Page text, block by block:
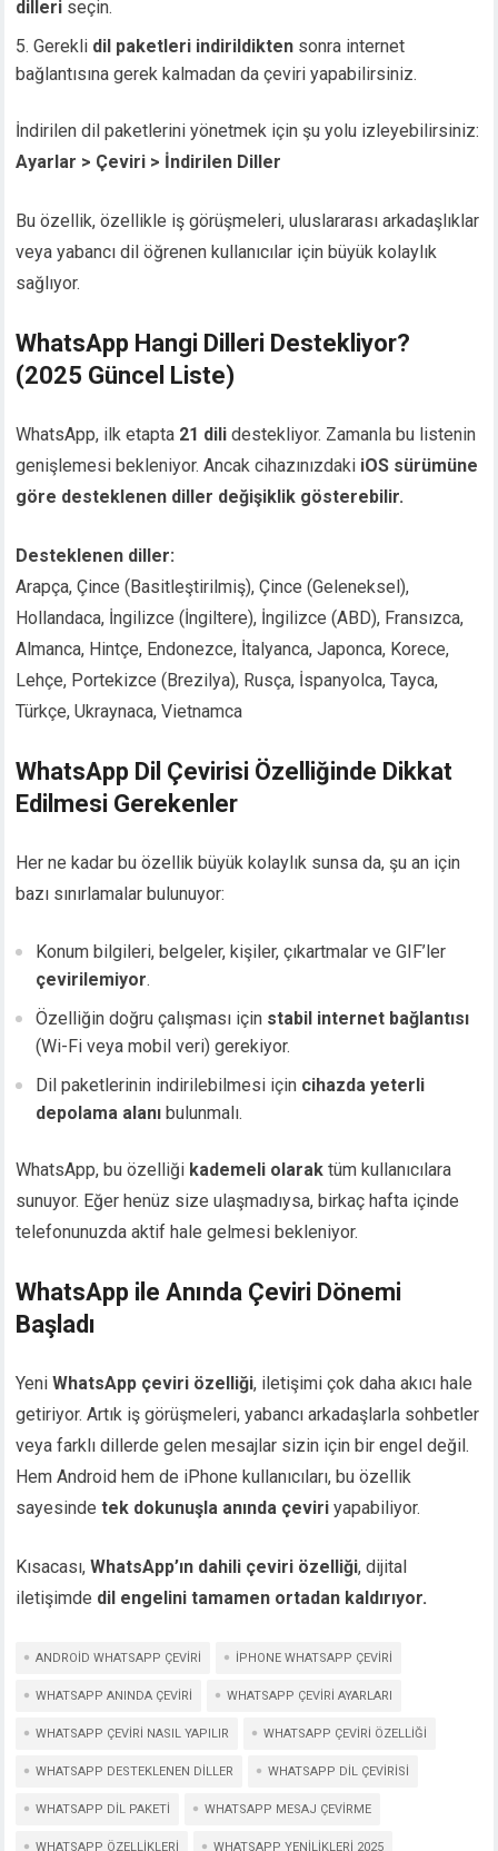
dilleri seçin.
Gerekli dil paketleri indirildikten sonra internet
bağlantısına gerek kalmadan da çeviri yapabilirsiniz.
İndirilen dil paketlerini yönetmek için şu yolu izleyebilirsiniz:
Ayarlar > Çeviri > İndirilen Diller
Bu özellik, özellikle iş görüşmeleri, uluslararası arkadaşlıklar
veya yabancı dil öğrenen kullanıcılar için büyük kolaylık
sağlıyor.
WhatsApp Hangi Dilleri Destekliyor?
(2025 Güncel Liste)
WhatsApp, ilk etapta 21 dili destekliyor. Zamanla bu listenin
genişlemesi bekleniyor. Ancak cihazınızdaki iOS sürümüne
göre desteklenen diller değişiklik gösterebilir.
Desteklenen diller:
Arapça, Çince (Basitleştirilmiş), Çince (Geleneksel),
Hollandaca, İngilizce (İngiltere), İngilizce (ABD), Fransızca,
Almanca, Hintçe, Endonezce, İtalyanca, Japonca, Korece,
Lehçe, Portekizce (Brezilya), Rusça, İspanyolca, Tayca,
Türkçe, Ukraynaca, Vietnamca
WhatsApp Dil Çevirisi Özelliğinde Dikkat
Edilmesi Gerekenler
Her ne kadar bu özellik büyük kolaylık sunsa da, şu an için
bazı sınırlamalar bulunuyor:
Konum bilgileri, belgeler, kişiler, çıkartmalar ve GIF’ler
çevirilemiyor.
Özelliğin doğru çalışması için stabil internet bağlantısı
(Wi-Fi veya mobil veri) gerekiyor.
Dil paketlerinin indirilebilmesi için cihazda yeterli
depolama alanı bulunmalı.
WhatsApp, bu özelliği kademeli olarak tüm kullanıcılara
sunuyor. Eğer henüz size ulaşmadıysa, birkaç hafta içinde
telefonunuzda aktif hale gelmesi bekleniyor.
WhatsApp ile Anında Çeviri Dönemi
Başladı
YeniWhatsApp çeviri özelliği, iletişimi çok daha akıcı hale
getiriyor. Artık iş görüşmeleri, yabancı arkadaşlarla sohbetler
veya farklı dillerde gelen mesajlar sizin için bir engel değil.
Hem Android hem de iPhone kullanıcıları, bu özellik
sayesindetek dokunuşla anında çeviri yapabiliyor.
Kısacası,WhatsApp’ın dahili çeviri özelliği, dijital
iletişimde dil engelini tamamen ortadan kaldırıyor.
ANDROID WHATSAPP ÇEVIRI IPHONE WHATSAPP ÇEVIRI
WHATSAPP ANINDA ÇEVIRI WHATSAPP ÇEVIRI AYARLARI
WHATSAPP ÇEVIRI NASIL YAPILIR WHATSAPP ÇEVIRI ÖZELLIĞI
WHATSAPP DESTEKLENEN DILLER WHATSAPP DIL ÇEVIRISI
WHATSAPP DIL PAKETI WHATSAPP MESAJ ÇEVIRME
WHATSAPP ÖZELLIKLERI WHATSAPP YENILIKLERI 2025